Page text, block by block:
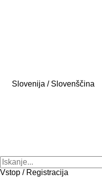
Slovenija / Slovenščina
Vstop / Registracija